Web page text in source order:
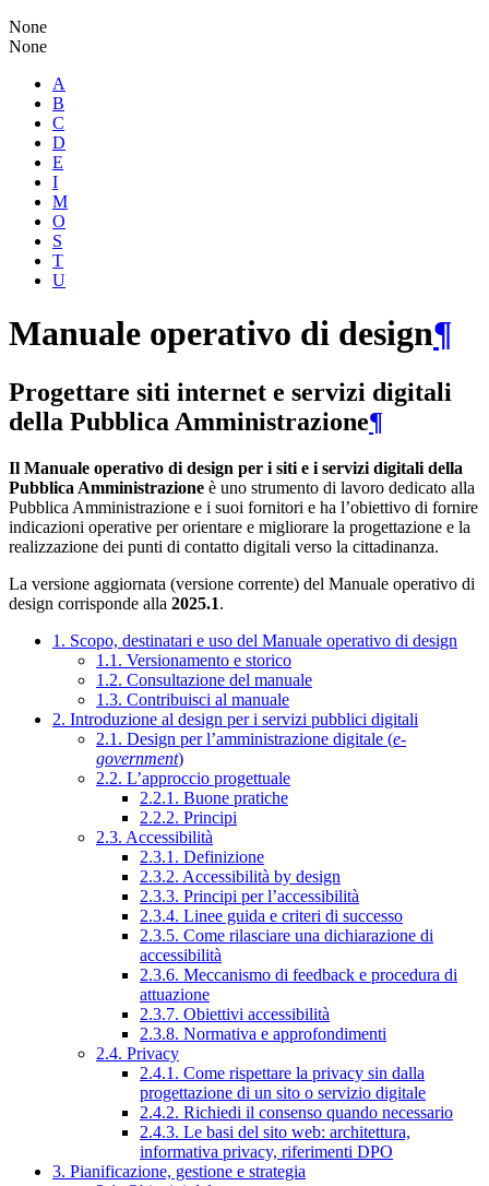
None
None
A
B
C
D
E
I
M
O
S
T
U
Manuale operativo di design¶
Progettare siti internet e servizi digitali
della Pubblica Amministrazione¶
Il Manuale operativo di design per i siti e i servizi digitali della
Pubblica Amministrazione è uno strumento di lavoro dedicato alla
Pubblica Amministrazione e i suoi fornitori e ha l’obiettivo di fornire
indicazioni operative per orientare e migliorare la progettazione e la
realizzazione dei punti di contatto digitali verso la cittadinanza.
La versione aggiornata (versione corrente) del Manuale operativo di
design corrisponde alla 2025.1.
1. Scopo, destinatari e uso del Manuale operativo di design
1.1. Versionamento e storico
1.2. Consultazione del manuale
1.3. Contribuisci al manuale
2. Introduzione al design per i servizi pubblici digitali
2.1. Design per l’amministrazione digitale (e-
government)
2.2. L’approccio progettuale
2.2.1. Buone pratiche
2.2.2. Principi
2.3. Accessibilità
2.3.1. Definizione
2.3.2. Accessibilità by design
2.3.3. Principi per l’accessibilità
2.3.4. Linee guida e criteri di successo
2.3.5. Come rilasciare una dichiarazione di
accessibilità
2.3.6. Meccanismo di feedback e procedura di
attuazione
2.3.7. Obiettivi accessibilità
2.3.8. Normativa e approfondimenti
2.4. Privacy
2.4.1. Come rispettare la privacy sin dalla
progettazione di un sito o servizio digitale
2.4.2. Richiedi il consenso quando necessario
2.4.3. Le basi del sito web: architettura,
informativa privacy, riferimenti DPO
3. Pianificazione, gestione e strategia